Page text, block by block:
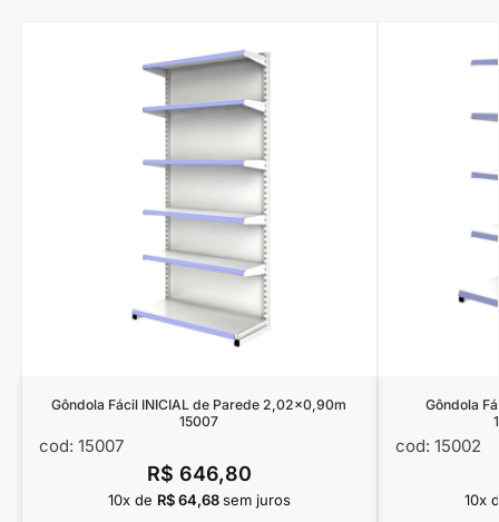
Gôndola Fácil INICIAL de Parede 2,02×0,90m
15007
cod: 15007
R$ 646,80
10x de R$64,68 sem juros
Gôndola
cod: 15002
10x